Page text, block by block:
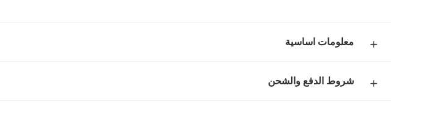
معلومات اساسية
شروط الدفع والشحن